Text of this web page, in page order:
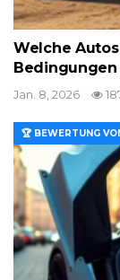
Welche
Jan. 8, 2026